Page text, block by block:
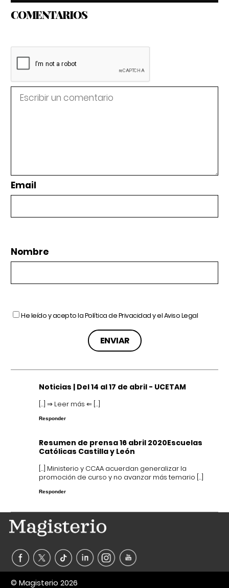
COMENTARIOS
Email
Nombre
He leído y acepto laPolítica de Privacidady elAviso Legal
Noticias | Del 14 al 17 de abril - UCETAM
[…] ⇒ Leer más ⇐ […]
Responder
Resumen de prensa 16 abril 2020Escuelas
Católicas Castilla y León
[…] Ministerio y CCAA acuerdan generalizar la
promoción de curso y no avanzar más temario […]
Responder
© Magisterio 2026